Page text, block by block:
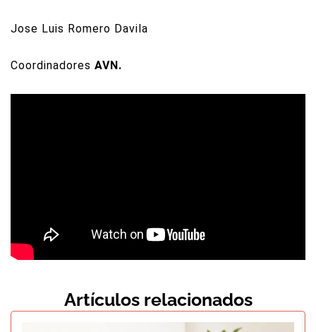
Jose Luis Romero Davila
Coordinadores AVN.
Artículos relacionados